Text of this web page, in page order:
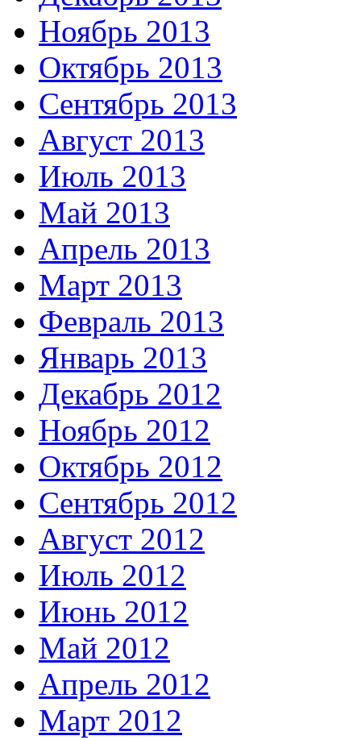
Ноябрь 2013
Октябрь 2013
Сентябрь 2013
Август 2013
Июль 2013
Май 2013
Апрель 2013
Март 2013
Февраль 2013
Январь 2013
Декабрь 2012
Ноябрь 2012
Октябрь 2012
Сентябрь 2012
Август 2012
Июль 2012
Июнь 2012
Май 2012
Апрель 2012
Март 2012